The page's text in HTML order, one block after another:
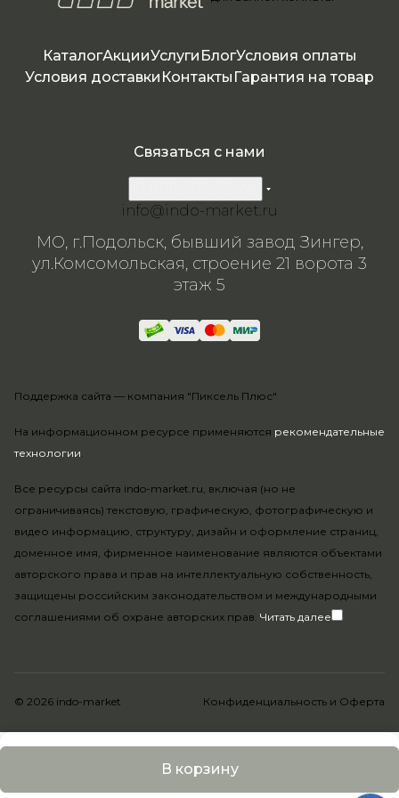
В корзину
КаталогАкцииУслуги БлогУсловия оплаты
Условия доставки Контакты Гарантия на товар
На информационном ресурсе применяются рекомендательные
технологии.
Все ресурсы сайта indo-market.ru, включая (но не
ограничиваясь) текстовую, графическую, фотографическую и
видео информацию, структуру, дизайн и оформление страниц,
доменное имя, фирменное наименование являются объектами
авторского права и прав на интеллектуальную собственность,
защищены российским законодательством и международными
соглашениями об охране авторских прав. Читать далее
Связаться с нами
info@indo-market.ru
МО, г.Подольск, бывший завод Зингер,
ул.Комсомольская, строение 21 ворота 3
этаж 5
Поддержка сайта — компания "Пиксель Плюс"
© 2026 indo-market Конфиденциальность и Оферта